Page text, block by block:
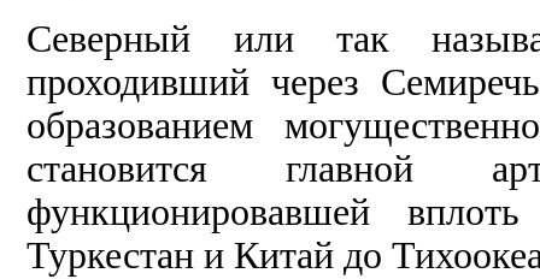
Северный или так
проходивший через
образованием
становится главной
функционировавшей
Туркестан и Китай до